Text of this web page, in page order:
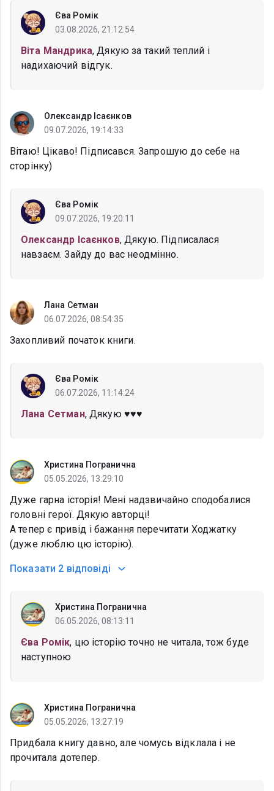
Єва Ромік
03.08.2026, 21:12:54
Віта Мандрика, Дякую за такий теплий і
надихаючий відгук.
Олександр Ісаєнков
09.07.2026, 19:14:33
Вітаю! Цікаво! Підписався. Запрошую до себе на
сторінку)
Єва Ромік
09.07.2026, 19:20:11
Олександр Ісаєнков, Дякую. Підписалася
навзаєм. Зайду до вас неодмінно.
Лана Сетман
06.07.2026, 08:54:35
Захопливий початок книги.
Єва Ромік
06.07.2026, 11:14:24
Лана Сетман, Дякую ♥️♥️♥️
Христина Погранична
05.05.2026, 13:29:10
Дуже гарна історія! Мені надзвичайно сподобалися
головні герої. Дякую авторці!
А тепер є привід і бажання перечитати Ходжатку
(дуже люблю цю історію).
Показати 2 відповіді
Христина Погранична
06.05.2026, 08:13:11
Єва Ромік, цю історію точно не читала, тож буде
наступною
Христина Погранична
05.05.2026, 13:27:19
Придбала книгу давно, але чомусь відклала і не
прочитала дотепер.